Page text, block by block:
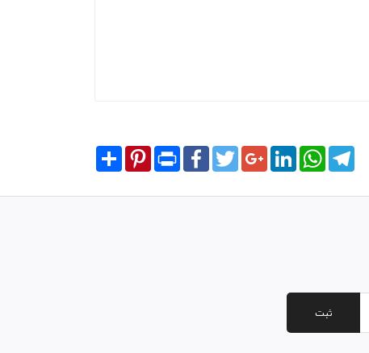
Share PinterestPrint FacebookTwitterGoogle+LinkedInWhatsApp
ثبت